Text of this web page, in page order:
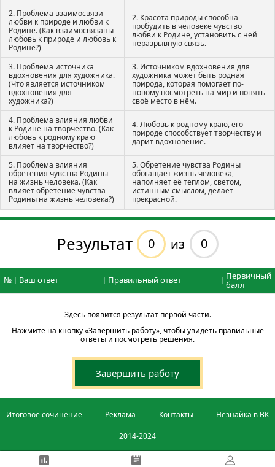
2. Проблема взаимосвязи
любви к природе и любви к
Родине. (Как взаимосвязаны
любовь к природе и любовь к
Родине?)
2. Красота природы способна
пробудить в человеке чувство
любви к Родине, установить с ней
неразрывную связь.
3. Проблема источника
вдохновения для художника.
(Что является источником
вдохновения для
художника?)
3. Источником вдохновения для
художника может быть родная
природа, которая помогает по-
новому посмотреть на мир и понять
своё место в нём.
4. Проблема влияния любви
к Родине на творчество. (Как
любовь к родному краю
влияет на творчество?)
4. Любовь к родному краю, его
природе способствует творчеству и
дарит вдохновение.
5. Проблема влияния
обретения чувства Родины
на жизнь человека. (Как
влияет обретение чувства
Родины на жизнь человека?)
5. Обретение чувства Родины
обогащает жизнь человека,
наполняет её теплом, светом,
истинным смыслом, делает
прекрасной.
Результат 0 из 0
№ Ваш ответ Правильный ответ
Первичный
балл
Здесь появится результат первой части.
Нажмите на кнопку «Завершить работу», чтобы увидеть правильные
ответы и посмотреть решения.
Завершить работу
Итоговое сочинение Реклама Контакты Незнайка в ВК
2014-2024